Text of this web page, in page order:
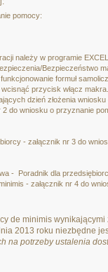
pomocy:
należy w programie
Bezpieczeństwo
formuł
przycisk włącz makra.
dzień złożenia
2 do wniosku o przyznanie
- załącznik nr 3 do
- Poradnik dla
- załącznik nr 4 do
de minimis
2013 roku niezbędne
na potrzeby ustalenia